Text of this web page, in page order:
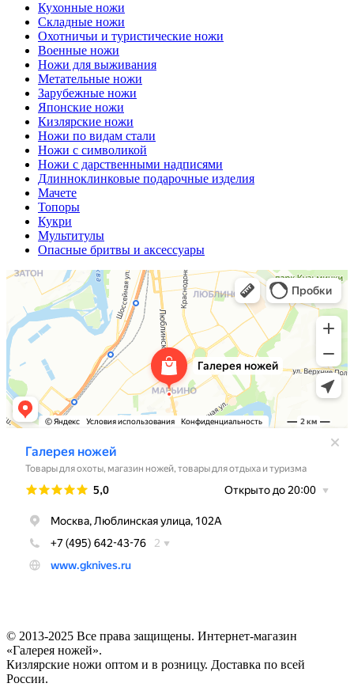
Кухонные ножи
Складные ножи
Охотничьи и туристические ножи
Военные ножи
Ножи для выживания
Метательные ножи
Зарубежные ножи
Японские ножи
Кизлярские ножи
Ножи по видам стали
Ножи с символикой
Ножи с дарственными надписями
Длинноклинковые подарочные изделия
Мачете
Топоры
Кукри
Мультитулы
Опасные бритвы и аксессуары
© 2013-2025 Все права защищены. Интернет-магазин
«Галерея ножей».
Кизлярские ножи оптом и в розницу. Доставка по всей
России.